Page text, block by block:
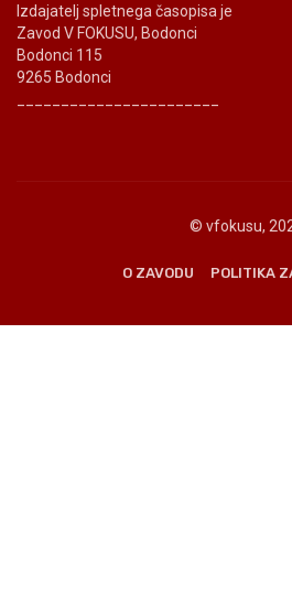
Izdajatelj spletnega časopisa je
Zavod V FOKUSU, Bodonci
Bodonci 115
9265 Bodonci
© vfokusu,
O ZAVODU POLITIKA